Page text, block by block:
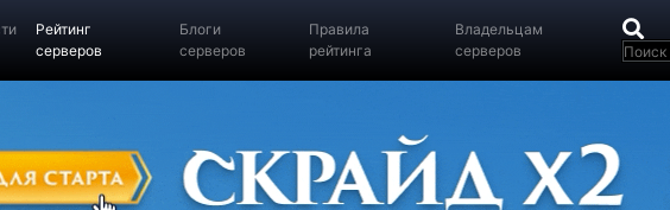
Рейтинг
серверов
Блоги
серверов
Правила
рейтинга
Владельцам
серверов